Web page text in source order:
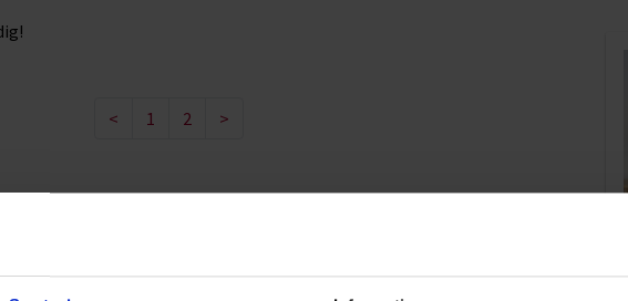
< 1 2 >